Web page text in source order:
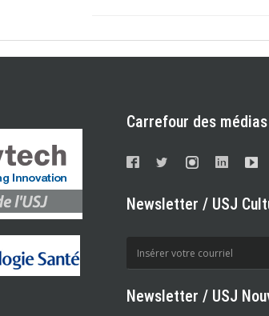
Carrefour des
Newsletter / USJ
Newsletter / USJ